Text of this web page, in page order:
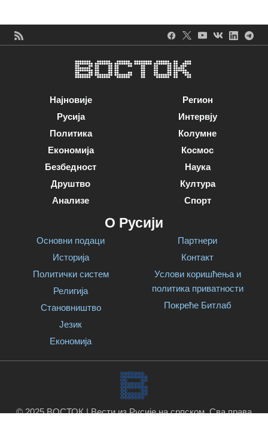
Најновије
Русија
Политика
Економија
Безбедност
Друштво
Анализе
Регион
Интервју
Колумне
Космос
Наука
Култура
Спорт
О Русији
Основни подаци
Историја
Политички систем
Религија
Становништво
Језик
Економија
Партнери
Контакт
Услови коришћења и
политика приватности
Покреће Битлаб
© 2025 ВОСТОК | Вести из Русије на српском. Сва права